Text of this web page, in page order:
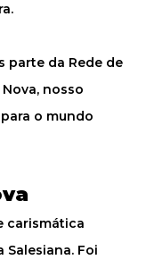
parte da Rede de
nosso
o mundo
carismática
Foi